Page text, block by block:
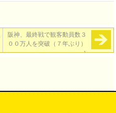
阪神、最終戦で観客動員数３
００万人を突破（７年ぶり）
→